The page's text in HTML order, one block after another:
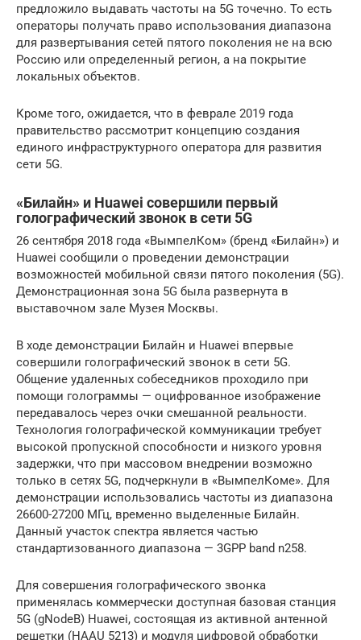
предложило выдавать частоты на 5G точечно. То есть
операторы получать право использования диапазона
для развертывания сетей пятого поколения не на всю
Россию или определенный регион, а на покрытие
локальных объектов.
Кроме того, ожидается, что в феврале 2019 года
правительство рассмотрит концепцию создания
единого инфраструктурного оператора для развития
сети 5G.
«Билайн» и Huawei совершили первый
голографический звонок в сети 5G
26 сентября 2018 года «ВымпелКом» (бренд «Билайн») и
Huawei сообщили о проведении демонстрации
возможностей мобильной связи пятого поколения (5G).
Демонстрационная зона 5G была развернута в
выставочном зале Музея Москвы.
В ходе демонстрации Билайн и Huawei впервые
совершили голографический звонок в сети 5G.
Общение удаленных собеседников проходило при
помощи голограммы — оцифрованное изображение
передавалось через очки смешанной реальности.
Технология голографической коммуникации требует
высокой пропускной способности и низкого уровня
задержки, что при массовом внедрении возможно
только в сетях 5G, подчеркнули в «ВымпелКоме». Для
демонстрации использовались частоты из диапазона
26600-27200 МГц, временно выделенные Билайн.
Данный участок спектра является частью
стандартизованного диапазона — 3GPP band n258.
Для совершения голографического звонка
применялась коммерчески доступная базовая станция
5G (gNodeB) Huawei, состоящая из активной антенной
решетки (HAAU 5213) и модуля цифровой обработки